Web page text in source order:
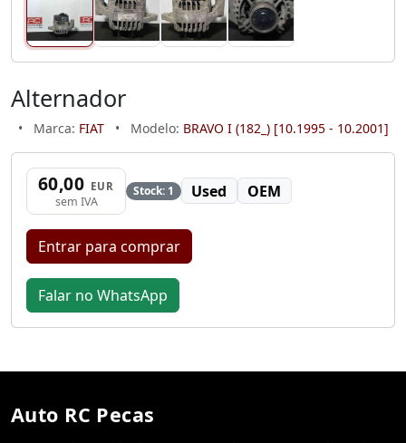
Alternador
• Marca: FIAT • Modelo: BRAVO I (182_) [10.1995 - 10.2001]
60,00 EUR
sem IVA
Stock: 1 Used OEM
Entrar para comprar
Falar no WhatsApp
Auto RC Pecas